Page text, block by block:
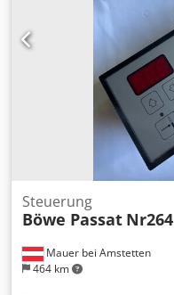
Mauer bei Amstetten
464 km
Steuerung
Böwe Passat Nr264